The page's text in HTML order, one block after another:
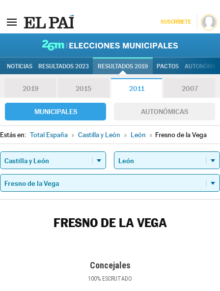
SUSCRÍBETE
NOTICIAS RESULTADOS 2023 RESULTADOS 2019 PACTOS
2019 2015 2011 2007
MUNICIPALES AUTONÓMICAS
Estás en: Total España » Castilla y León » León » Fresno de la Vega
FRESNO DE LA VEGA
Concejales
100% ESCRUTADO